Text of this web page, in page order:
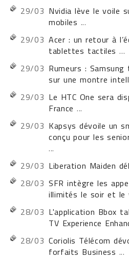
29/03 Nvidia lève le voile
mobiles ...
29/03 Acer : un retour à
tablettes tactiles ...
29/03 Rumeurs :
sur une montre
29/03 Le HTC One sera
France ...
29/03 Kapsys dévoile un
conçu pour les
...
29/03 Liberation Maiden
28/03 SFR intègre les
illimités le soir et le
28/03 L'application Bbox
TV Experience
28/03 Coriolis Télécom
forfaits Business ...